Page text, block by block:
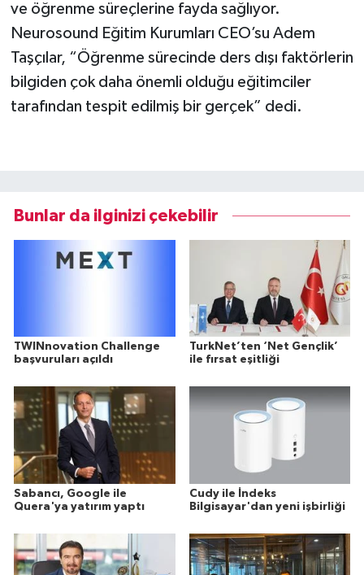
ve öğrenme süreçlerine fayda sağlıyor.
Neurosound Eğitim Kurumları CEO’su Adem
Taşçılar, “Öğrenme sürecinde ders dışı faktörlerin
bilgiden çok daha önemli olduğu eğitimciler
tarafından tespit edilmiş bir gerçek” dedi.
Bunlar da ilginizi çekebilir
TWINnovation Challenge
başvuruları açıldı
TurkNet’ten ‘Net Gençlik’
ile fırsat eşitliği
Sabancı, Google ile
Quera'ya yatırım yaptı
Cudy ile İndeks
Bilgisayar'dan yeni işbirliği